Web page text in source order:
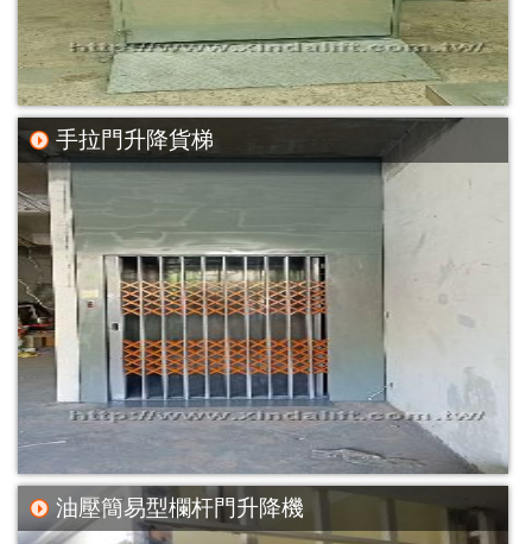
手拉門升降貨梯
油壓簡易型欄杆門升降機